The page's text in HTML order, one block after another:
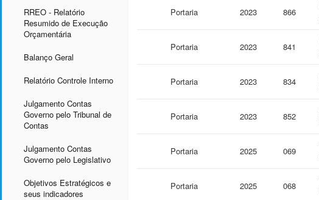
RREO - Relatório
Resumido de Execução
Orçamentária
Balanço Geral
Relatório Controle Interno
Julgamento Contas
Governo pelo Tribunal de
Contas
Julgamento Contas
Governo pelo Legislativo
Objetivos Estratégicos e
seus indicadores
Portaria 2023 866
Portaria 2023 841
Portaria 2023 834
Portaria 2023 852
Portaria 2025 069
Portaria 2025 068